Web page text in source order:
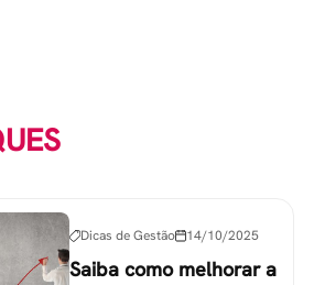
Dicas de Gestão 14/10/2025
Saiba como melhorar a